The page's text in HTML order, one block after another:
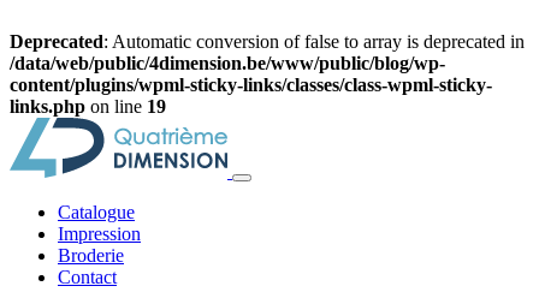
Deprecated: Automatic conversion of false to array is deprecated in
/data/web/public/4dimension.be/www/public/blog/wp-
content/plugins/wpml-sticky-links/classes/class-wpml-sticky-
links.php on line 19
Catalogue
Impression
Broderie
Contact